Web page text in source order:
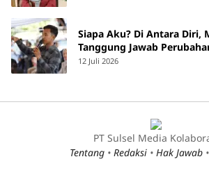
Siapa Aku? Di Antara Diri,
Tanggung Jawab
12 Juli 2026
PT Sulsel Media
Tentang • Redaksi • Hak Jawab •